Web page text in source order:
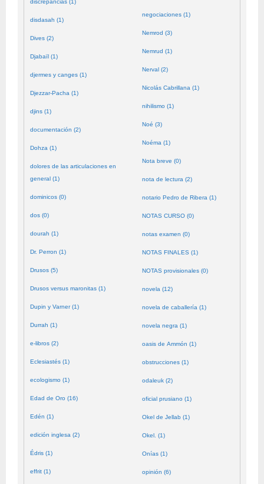
discrepancias (1)
disdasah (1)
Dives (2)
Djabaïl (1)
djermes y canges (1)
Djezzar-Pacha (1)
djins (1)
documentación (2)
Dohza (1)
dolores de las articulaciones en
general (1)
dominicos (0)
dos (0)
dourah (1)
Dr. Perron (1)
Drusos (5)
Drusos versus maronitas (1)
Dupin y Varner (1)
Durrah (1)
e-libros (2)
Eclesiastés (1)
ecologismo (1)
Edad de Oro (16)
Edén (1)
edición inglesa (2)
Édris (1)
effrit (1)
negociaciones (1)
Nemrod (3)
Nemrud (1)
Nerval (2)
Nicolás Cabrillana (1)
nihilismo (1)
Noé (3)
Noéma (1)
Nota breve (0)
nota de lectura (2)
notario Pedro de Ribera (1)
NOTAS CURSO (0)
notas examen (0)
NOTAS FINALES (1)
NOTAS provisionales (0)
novela (12)
novela de caballería (1)
novela negra (1)
oasis de Ammón (1)
obstrucciones (1)
odaleuk (2)
oficial prusiano (1)
Okel de Jellab (1)
Okel. (1)
Onías (1)
opinión (6)